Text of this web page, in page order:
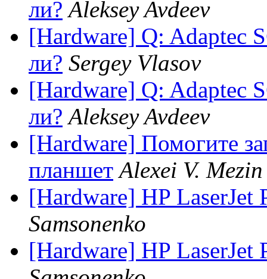
ли? Aleksey Avdeev
[Hardware] Q: Adaptec
ли? Sergey Vlasov
[Hardware] Q: Adaptec
ли? Aleksey Avdeev
[Hardware] Помогите
планшет Alexei V. Mezin
[Hardware] HP LaserJet
Samsonenko
[Hardware] HP LaserJet